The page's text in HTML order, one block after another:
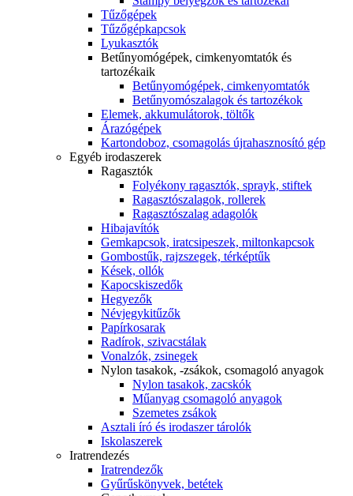
Tűzőgépek
Tűzőgépkapcsok
Lyukasztók
Betűnyomógépek, cimkenyomtatók és
tartozékaik
Betűnyomógépek, cimkenyomtatók
Betűnyomószalagok és tartozékok
Elemek, akkumulátorok, töltők
Árazógépek
Kartondoboz, csomagolás újrahasznosító gép
Egyéb irodaszerek
Ragasztók
Folyékony ragasztók, sprayk, stiftek
Ragasztószalagok, rollerek
Ragasztószalag adagolók
Hibajavítók
Gemkapcsok, iratcsipeszek, miltonkapcsok
Gombostűk, rajzszegek, térképtűk
Kések, ollók
Kapocskiszedők
Hegyezők
Névjegykitűzők
Papírkosarak
Radírok, szivacstálak
Vonalzók, zsinegek
Nylon tasakok, -zsákok, csomagoló anyagok
Nylon tasakok, zacskók
Műanyag csomagoló anyagok
Szemetes zsákok
Asztali író és irodaszer tárolók
Iskolaszerek
Iratrendezés
Iratrendezők
Gyűrűskönyvek, betétek